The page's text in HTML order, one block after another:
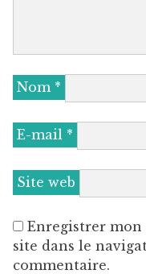
Nom *
E-mail *
Site web
Enregistrer
site dans le
commentaire.